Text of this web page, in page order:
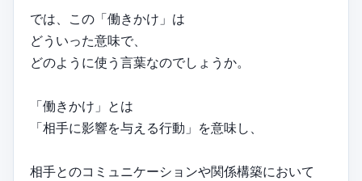
では、この「働きかけ」は
どういった意味で、
どのように使う言葉なのでしょうか。
「働きかけ」とは
「相手に影響を与える行動」を意味し、
相手とのコミュニケーションや関係構築において